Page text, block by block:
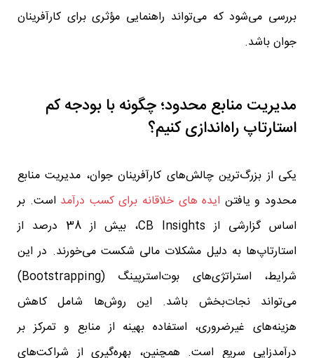
بررسی می‌شود که می‌تواند راهنمایی مؤثری برای کارآفرینان
جوان باشد.
مدیریت منابع محدود؛ چگونه با بودجه کم
استارتاپ راه‌اندازی کنیم؟
یکی از بزرگ‌ترین چالش‌های کارآفرینان جوان، مدیریت منابع
محدود و یافتن ایده‌ های خلاقانه برای کسب درآمد است. بر
اساس گزارشی از CB Insights، بیش از 38 درصد از
استارتاپ‌ها به دلیل مشکلات مالی شکست می‌خورند. در این
شرایط، استراتژی‌های بوت‌استرپینگ (Bootstrapping)
می‌تواند نجات‌بخش باشد. این روش‌ها شامل کاهش
هزینه‌های غیرضروری، استفاده بهینه از منابع و تمرکز بر
درآمدزایی سریع است. همچنین، بهره‌گیری از شراکت‌های